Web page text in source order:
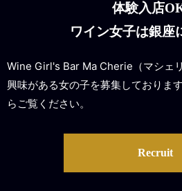
体験入店
ワイン女子は銀座
Wine Girl's Bar Ma Cherie（マシェ
興味がある女の子を募集しておりま
らご覧ください。
Recruit